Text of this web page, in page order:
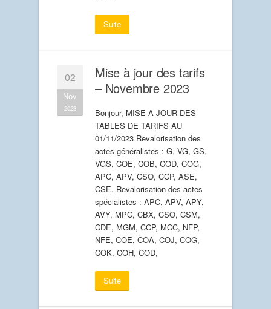
Suite
02
Nov
2023
Mise à jour des tarifs
– Novembre 2023
Bonjour, MISE A JOUR DES
TABLES DE TARIFS AU
01/11/2023 Revalorisation des
actes généralistes : G, VG, GS,
VGS, COE, COB, COD, COG,
APC, APV, CSO, CCP, ASE,
CSE. Revalorisation des actes
spécialistes : APC, APV, APY,
AVY, MPC, CBX, CSO, CSM,
CDE, MGM, CCP, MCC, NFP,
NFE, COE, COA, COJ, COG,
COK, COH, COD,
Suite